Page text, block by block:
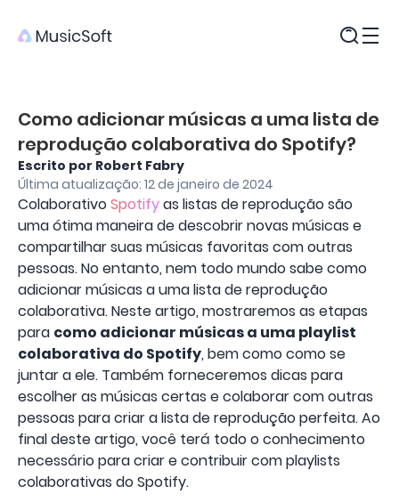
Como adicionar músicas a uma lista de
reprodução colaborativa do Spotify?
Escrito por Robert Fabry
Última atualização: 12 de janeiro de 2024
ColaborativoSpotifyas listas de reprodução são
uma ótima maneira de descobrir novas músicas e
compartilhar suas músicas favoritas com outras
pessoas. No entanto, nem todo mundo sabe como
adicionar músicas a uma lista de reprodução
colaborativa. Neste artigo, mostraremos as etapas
para como adicionar músicas a uma playlist
colaborativa do Spotify, bem como como se
juntar a ele. Também forneceremos dicas para
escolher as músicas certas e colaborar com outras
pessoas para criar a lista de reprodução perfeita. Ao
final deste artigo, você terá todo o conhecimento
necessário para criar e contribuir com playlists
colaborativas do Spotify.